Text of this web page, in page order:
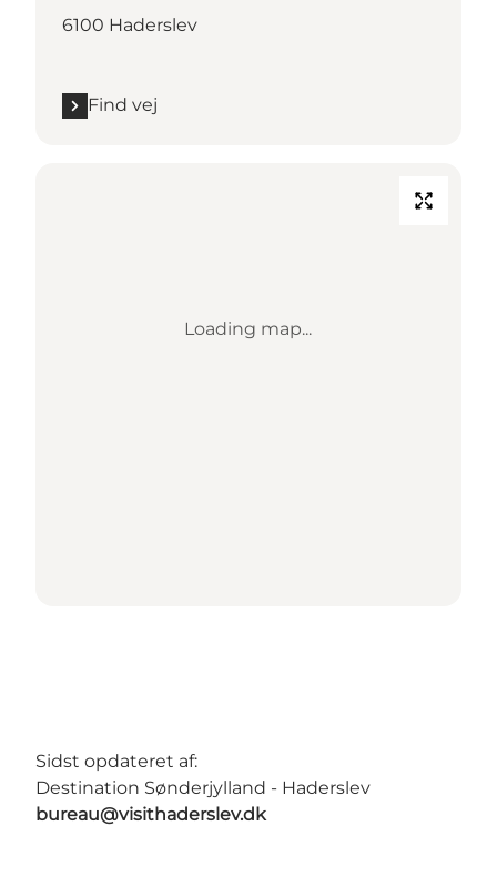
6100 Haderslev
Find vej
Loading map...
Sidst opdateret af:
Destination Sønderjylland - Haderslev
bureau@visithaderslev.dk